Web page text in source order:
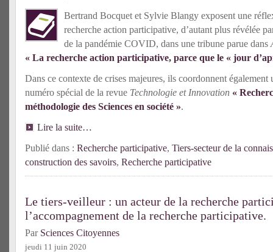
Bertrand Bocquet et Sylvie Blangy exposent une
recherche action participative, d’autant plus révélée
de la pandémie COVID, dans une tribune parue dans
« La recherche action participative, parce que le « jour
Dans ce contexte de crises majeures, ils coordonnent
numéro spécial de la revue Technologie et Innovation «
méthodologie des Sciences en société ».
Lire la suite…
Publié dans : Recherche participative, Tiers-secteur de la
construction des savoirs, Recherche participative
Le tiers-veilleur : un acteur de la recherche
l’accompagnement de la recherche participative.
Par Sciences Citoyennes
jeudi 11 juin 2020